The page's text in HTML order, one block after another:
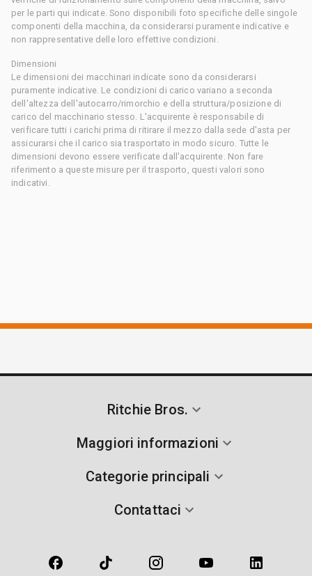
per le parti qui indicate. Sono disponibili foto specifiche delle singole
componenti della macchina, da considerarsi puramente indicative e
non rappresentative delle loro effettive condizioni.
Dimensioni
Le dimensioni dei macchinari indicate sono da considerarsi
puramente indicative. Le condizioni di carico variano a seconda
dell'altezza dell'autocarro/rimorchio e della struttura/posizione di
carico del macchinario stesso. L'acquirente è responsabile di
verificare tutti i carichi prima di ritirare il mezzo dalla sede d'asta per
assicurarsi che il carico sia trasportato in modo sicuro. Tutte le
dimensioni devono essere verificate dall'acquirente. Non fare
riferimento a queste misure per il trasporto, questi valori sono
indicativi.
Ritchie Bros.
Maggiori informazioni
Categorie principali
Contattaci